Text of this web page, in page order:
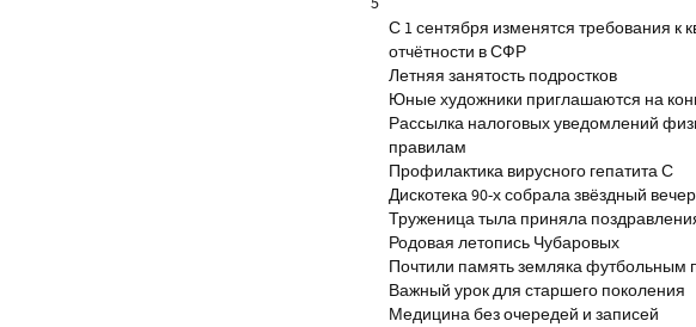
С 1 сентября изменятся требования
отчётности в СФР
Летняя занятость подростков
Юные художники приглашаются на
Рассылка налоговых уведомлений
правилам
Профилактика вирусного гепатита С
Дискотека 90-х собрала звёздный вечер
Труженица тыла приняла
Родовая летопись Чубаровых
Почтили память земляка футбольным
Важный урок для старшего поколения
Медицина без очередей и записей